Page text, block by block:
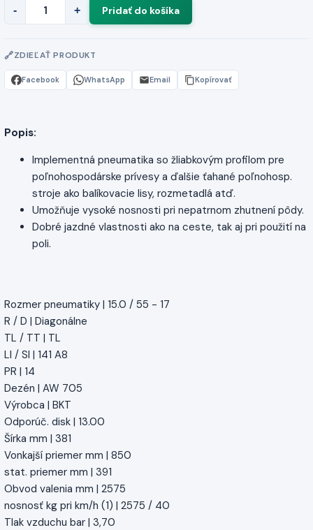
- +
ZDIEĽAŤ PRODUKT
Facebook WhatsApp Email Kopírovať
Popis:
Implementná pneumatika so žliabkovým profilom pre
poľnohospodárske prívesy a ďalšie ťahané poľnohosp.
stroje ako balíkovacie lisy, rozmetadlá atď.
Umožňuje vysoké nosnosti pri nepatrnom zhutnení pôdy.
Dobré jazdné vlastnosti ako na ceste, tak aj pri použití na
poli.
Rozmer pneumatiky | 15.0 / 55 - 17
R / D | Diagonálne
TL / TT | TL
LI / SI | 141 A8
PR | 14
Dezén | AW 705
Výrobca | BKT
Odporúč. disk | 13.00
Šírka mm | 381
Vonkajší priemer mm | 850
stat. priemer mm | 391
Obvod valenia mm | 2575
nosnosť kg pri km/h (1) | 2575 / 40
Tlak vzduchu bar | 3,70